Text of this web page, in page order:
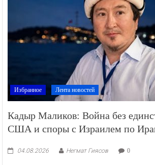
Избранное Лента новостей
Кадыр Маликов: Война без
США и споры с Израилем по
04.08.2026 Негмат Гиясов 0